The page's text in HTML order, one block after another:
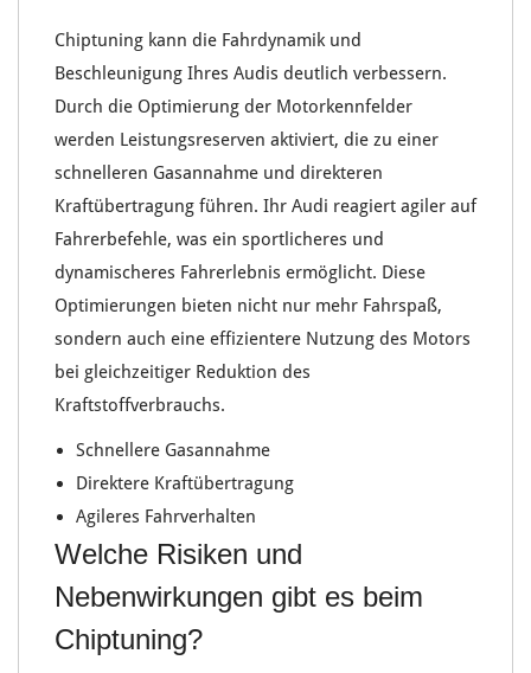
Chiptuning kann die Fahrdynamik und
Beschleunigung Ihres Audis deutlich verbessern.
Durch die Optimierung der Motorkennfelder
werden Leistungsreserven aktiviert, die zu einer
schnelleren Gasannahme und direkteren
Kraftübertragung führen. Ihr Audi reagiert agiler auf
Fahrerbefehle, was ein sportlicheres und
dynamischeres Fahrerlebnis ermöglicht. Diese
Optimierungen bieten nicht nur mehr Fahrspaß,
sondern auch eine effizientere Nutzung des Motors
bei gleichzeitiger Reduktion des
Kraftstoffverbrauchs.
Schnellere Gasannahme
Direktere Kraftübertragung
Agileres Fahrverhalten
Welche Risiken und
Nebenwirkungen gibt es beim
Chiptuning?